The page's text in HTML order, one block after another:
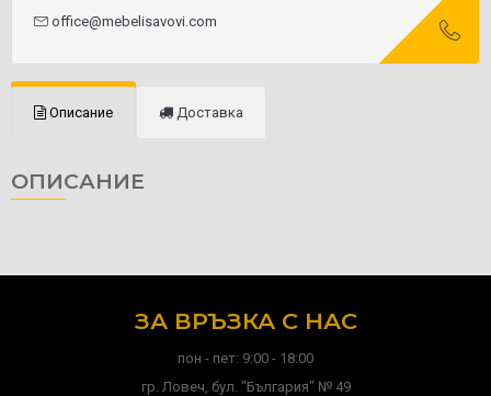
office@mebelisavovi.com
Описание Доставка
ОПИСАНИЕ
ЗА ВРЪЗКА С НАС
пон - пет: 9:00 - 18:00
гр. Ловеч, бул. "България" № 49